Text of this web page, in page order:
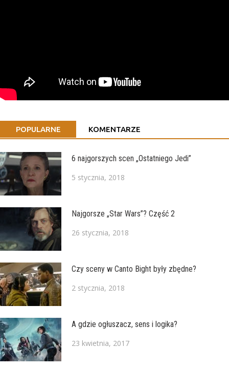
POPULARNE KOMENTARZE
6 najgorszych scen „Ostatniego Jedi”
5 stycznia, 2018
Najgorsze „Star Wars”? Część 2
26 stycznia, 2018
Czy sceny w Canto Bight były zbędne?
2 stycznia, 2018
A gdzie ogłuszacz, sens i logika?
23 kwietnia, 2017